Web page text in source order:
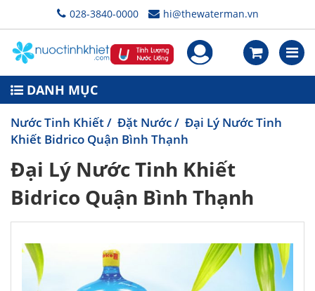
028-3840-0000 hi@thewaterman.vn
DANH MỤC
Nước Tinh Khiết/ Đặt Nước/ Đại Lý Nước Tinh
Khiết Bidrico Quận Bình Thạnh
Đại Lý Nước Tinh Khiết
Bidrico Quận Bình Thạnh